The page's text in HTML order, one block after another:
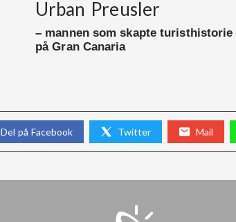
Urban Preusler
– mannen som skapte turisthistorie
på Gran Canaria
Del på Facebook Twitter Mail